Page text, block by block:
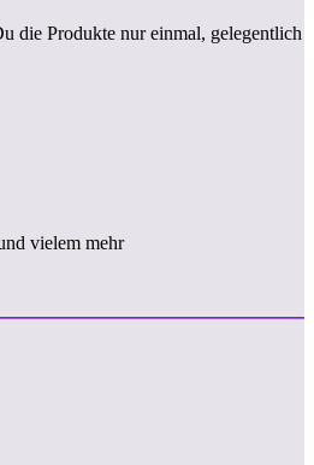
die Produkte nur einmal, gelegentlich
vielem mehr